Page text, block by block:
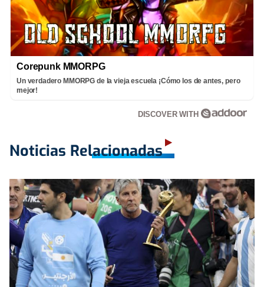
Corepunk MMORPG
Un verdadero MMORPG de la vieja escuela ¡Cómo los de antes, pero
mejor!
DISCOVER WITH
Noticias Relacionadas